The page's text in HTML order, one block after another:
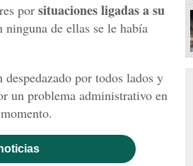
por situaciones ligadas a su
de ellas se le había
por todos lados y
un problema administrativo en